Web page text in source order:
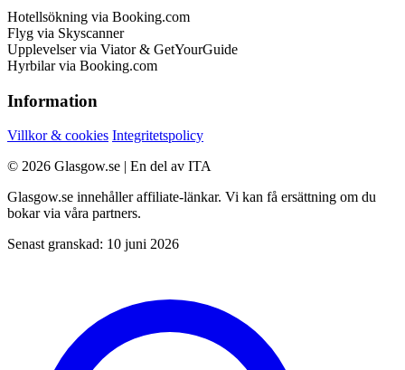
Hotellsökning via Booking.com
Flyg via Skyscanner
Upplevelser via Viator & GetYourGuide
Hyrbilar via Booking.com
Information
Villkor & cookies Integritetspolicy
© 2026 Glasgow.se | En del av ITA
Glasgow.se innehåller affiliate-länkar. Vi kan få ersättning om du
bokar via våra partners.
Senast granskad: 10 juni 2026